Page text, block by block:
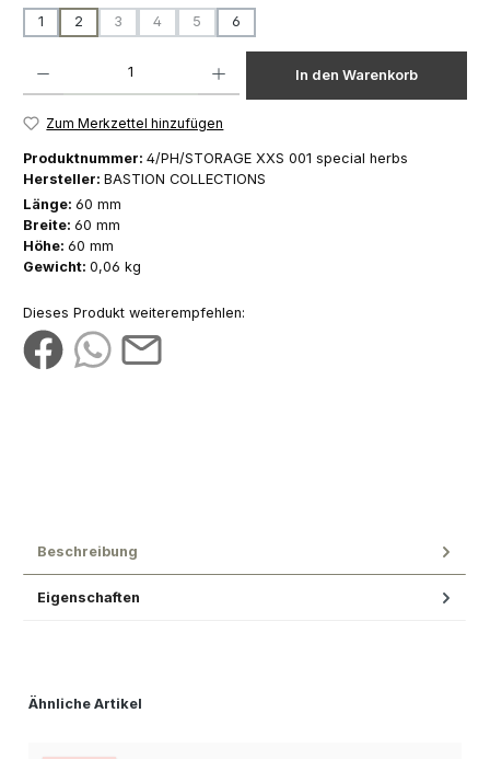
1
2 3
(Diese Option ist zurzeit nicht verfügbar.)
4
(Diese Option ist zurzeit nicht verfügbar.)
5
(Diese Option ist zurzeit nicht verfügbar.)
6
In den Warenkorb
Zum Merkzettel hinzufügen
Produktnummer: 4/PH/STORAGE XXS 001 special herbs
Hersteller: BASTION COLLECTIONS
Länge: 60 mm
Breite: 60 mm
Höhe: 60 mm
Gewicht: 0,06 kg
Dieses Produkt weiterempfehlen:
Beschreibung
Eigenschaften
Produktgalerie überspringen
Ähnliche Artikel